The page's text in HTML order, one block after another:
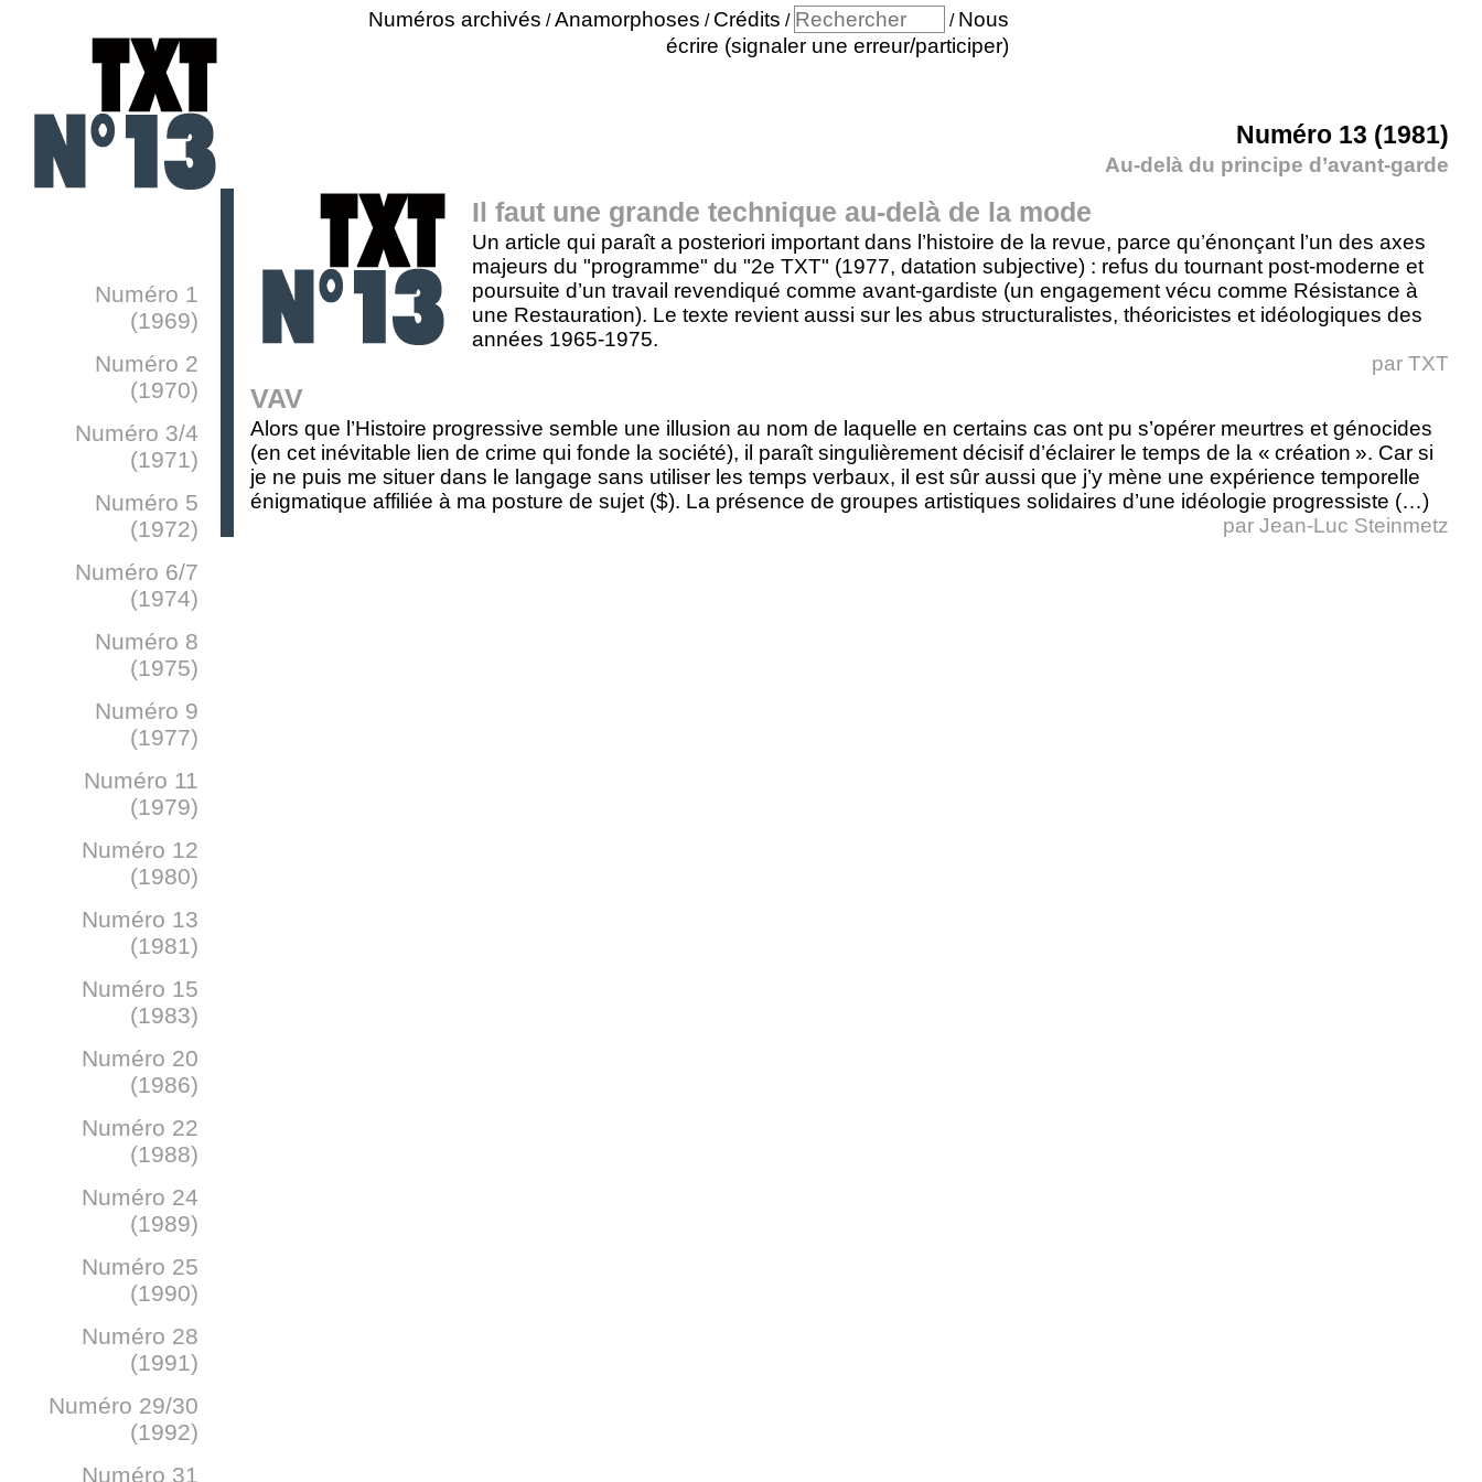
Numéro 13 (1981)
Au-delà du principe d’avant-garde
Il faut une grande technique au-delà de la mode
Un article qui paraît a posteriori important dans l’histoire de la revue, parce qu’énonçant l’un des axes
majeurs du "programme" du "2e TXT" (1977, datation subjective) : refus du tournant post-moderne et
poursuite d’un travail revendiqué comme avant-gardiste (un engagement vécu comme Résistance à
une Restauration). Le texte revient aussi sur les abus structuralistes, théoricistes et idéologiques des
années 1965-1975.
par TXT
VAV
Alors que l’Histoire progressive semble une illusion au nom de laquelle en certains cas ont pu s’opérer meurtres et génocides
(en cet inévitable lien de crime qui fonde la société), il paraît singulièrement décisif d’éclairer le temps de la « création ». Car si
je ne puis me situer dans le langage sans utiliser les temps verbaux, il est sûr aussi que j’y mène une expérience temporelle
énigmatique affiliée à ma posture de sujet ($). La présence de groupes artistiques solidaires d’une idéologie progressiste (…)
par Jean-Luc Steinmetz
Numéro 1
(1969)
Numéro 2
(1970)
Numéro 3/4
(1971)
Numéro 5
(1972)
Numéro 6/7
(1974)
Numéro 8
(1975)
Numéro 9
(1977)
Numéro 11
(1979)
Numéro 12
(1980)
Numéro 13
(1981)
Numéro 15
(1983)
Numéro 20
(1986)
Numéro 22
(1988)
Numéro 24
(1989)
Numéro 25
(1990)
Numéro 28
(1991)
Numéro 29/30
(1992)
Numéro 31
Numéros archivés /Anamorphoses / Crédits / / Nous
écrire (signaler une erreur/participer)